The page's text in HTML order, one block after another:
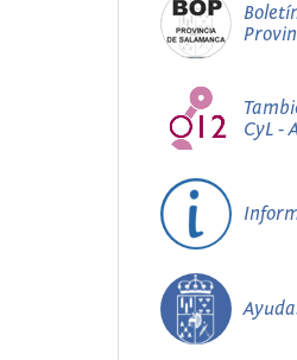
CyL -